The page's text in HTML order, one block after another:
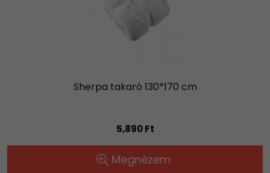
Sherpa takaró 130*170 cm
5,890 Ft
Megnézem